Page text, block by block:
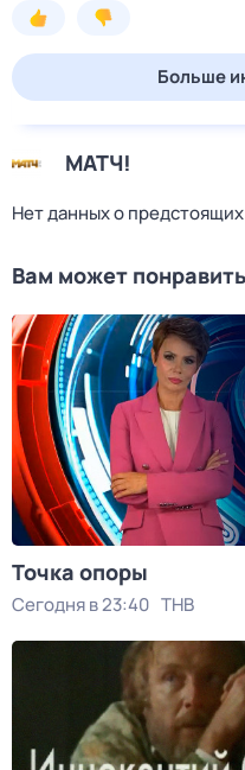
Больше
МАТЧ!
Нет данных о
Вам может
Точка опоры
Сегодня в 23:40 ТНВ